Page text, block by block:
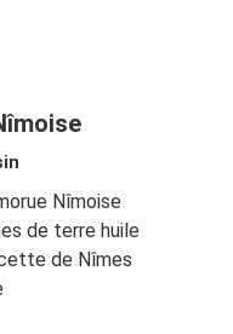
Nîmoise
de terre huile
de Nîmes